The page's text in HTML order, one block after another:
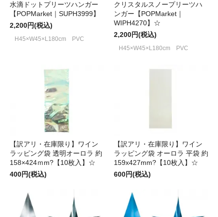
水滴ドットプリーツハンガー
【POPMarket｜SUPH3999】
2,200円(税込)
H45×W45×L180cm PVC
クリスタルスノープリーツハ
ンガー【POPMarket｜
WIPH4270】☆
2,200円(税込)
H45×W45×L180cm PVC
【訳アリ・在庫限り】ワイン
ラッピング袋 透明オーロラ 約
158×424ｍm?【10枚入】☆
400円(税込)
【訳アリ・在庫限り】ワイン
ラッピング袋 オーロラ 平袋 約
159x427mm?【10枚入】☆
600円(税込)